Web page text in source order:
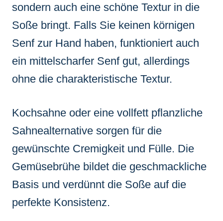
sondern auch eine schöne Textur in die
Soße bringt. Falls Sie keinen körnigen
Senf zur Hand haben, funktioniert auch
ein mittelscharfer Senf gut, allerdings
ohne die charakteristische Textur.
Kochsahne oder eine vollfett pflanzliche
Sahnealternative sorgen für die
gewünschte Cremigkeit und Fülle. Die
Gemüsebrühe bildet die geschmackliche
Basis und verdünnt die Soße auf die
perfekte Konsistenz.